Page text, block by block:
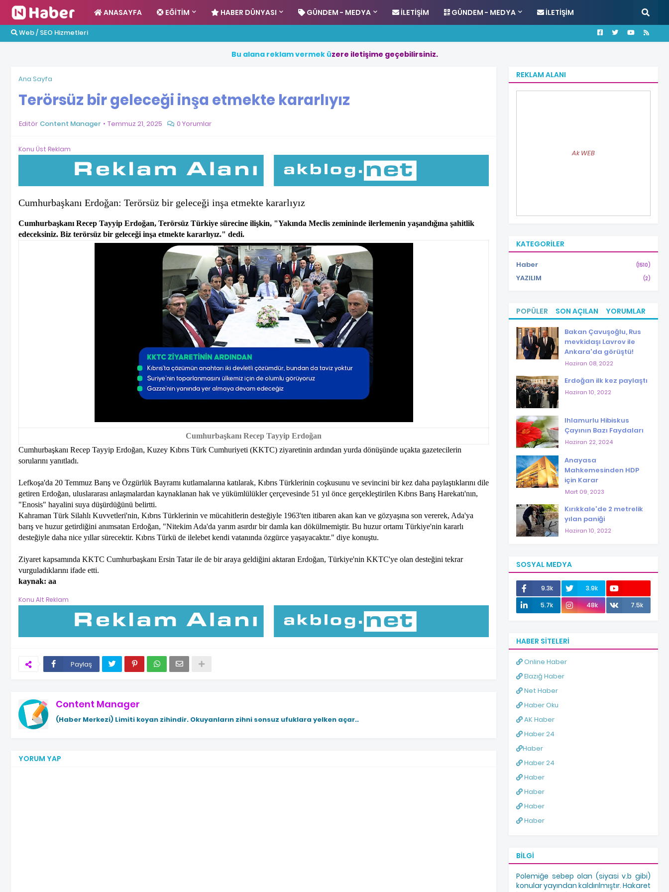
ANASAYFA EĞITIM HABER DÜNYASI GÜNDEM - MEDYA İLETIŞIM GÜNDEM - MEDYA İLETIŞIM
Web / SEO Hizmetleri
Bu alana reklamvermek üzere iletişime geçebilirsiniz.
Ana Sayfa
Terörsüz bir geleceği inşa etmekte kararlıyız
Editör Content Manager Temmuz 21, 2025 0 Yorumlar
Konu Üst Reklam
Cumhurbaşkanı Erdoğan: Terörsüz bir geleceği inşa etmekte kararlıyız
Cumhurbaşkanı Recep Tayyip Erdoğan, Terörsüz Türkiye sürecine ilişkin, "Yakında Meclis zemininde ilerlemenin yaşandığına şahitlik
edeceksiniz. Biz terörsüz bir geleceği inşa etmekte kararlıyız." dedi.
Cumhurbaşkanı Recep Tayyip Erdoğan
Cumhurbaşkanı Recep Tayyip Erdoğan, Kuzey Kıbrıs Türk Cumhuriyeti (KKTC) ziyaretinin ardından yurda dönüşünde uçakta gazetecilerin
sorularını yanıtladı.
Lefkoşa'da 20 Temmuz Barış ve Özgürlük Bayramı kutlamalarına katılarak, Kıbrıs Türklerinin coşkusunu ve sevincini bir kez daha paylaştıklarını dile
getiren Erdoğan, uluslararası anlaşmalardan kaynaklanan hak ve yükümlülükler çerçevesinde 51 yıl önce gerçekleştirilen Kıbrıs Barış Harekatı'nın,
"Enosis" hayalini suya düşürdüğünü belirtti.
Kahraman Türk Silahlı Kuvvetleri'nin, Kıbrıs Türklerinin ve mücahitlerin desteğiyle 1963'ten itibaren akan kan ve gözyaşına son vererek, Ada'ya
barış ve huzur getirdiğini anımsatan Erdoğan, "Nitekim Ada'da yarım asırdır bir damla kan dökülmemiştir. Bu huzur ortamı Türkiye'nin kararlı
desteğiyle daha nice yıllar sürecektir. Kıbrıs Türkü de ilelebet kendi vatanında özgürce yaşayacaktır." diye konuştu.
Ziyaret kapsamında KKTC Cumhurbaşkanı Ersin Tatar ile de bir araya geldiğini aktaran Erdoğan, Türkiye'nin KKTC'ye olan desteğini tekrar
vurguladıklarını ifade etti.
kaynak: aa
Konu Alt Reklam
Paylaş
Content Manager
(Haber Merkezi) Limiti koyan zihindir. Okuyanların zihni sonsuz ufuklara yelken açar..
YORUM YAP
REKLAM ALANI
Ak WEB
KATEGORILER
Haber (1510)
YAZILIM (2)
POPÜLER SON AÇILAN YORUMLAR
Bakan Çavuşoğlu, Rus
mevkidaşı Lavrov ile
Ankara'da görüştü!
Haziran 08, 2022
Erdoğan ilk kez paylaştı
Haziran 10, 2022
Ihlamurlu Hibiskus
Çayının Bazı Faydaları
Haziran 22, 2024
Anayasa
Mahkemesinden HDP
için Karar
Mart 09, 2023
Kırıkkale'de 2 metrelik
yılan paniği
Haziran 10, 2022
SOSYAL MEDYA
9.3k
3.9k
12.0k
5.7k 48k 7.5k
HABER SITELERI
Online Haber
Elazığ Haber
Net Haber
Haber Oku
AK Haber
Haber 24
Haber
Haber 24
Haber
Haber
Haber
Haber
BILGI
Polemiğe sebep olan (siyasi v.b gibi)
konular yayından kaldırılmıştır. Hakaret